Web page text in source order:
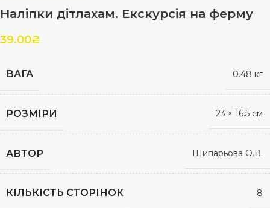
Наліпки дітлахам. Екскурсія на ферму
39.00₴
ВАГА 0.48 кг
РОЗМІРИ 23 × 16.5 см
АВТОР Шипарьова О.В.
КІЛЬКІСТЬ СТОРІНОК 8